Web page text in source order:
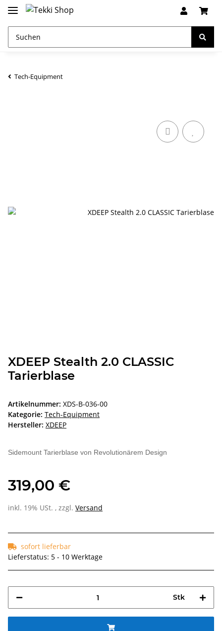
Tech-Equipment
XDEEP Stealth 2.0 CLASSIC
Tarierblase
Artikelnummer: XDS-B-036-00
Kategorie: Tech-Equipment
Hersteller: XDEEP
Sidemount Tarierblase von Revolutionärem Design
319,00 €
inkl. 19% USt. , zzgl. Versand
sofort lieferbar
Lieferstatus: 5 - 10 Werktage
Stk